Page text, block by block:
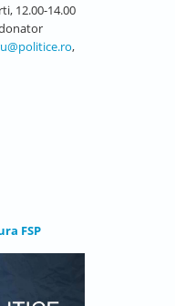
12.00-14.00
,
FSP